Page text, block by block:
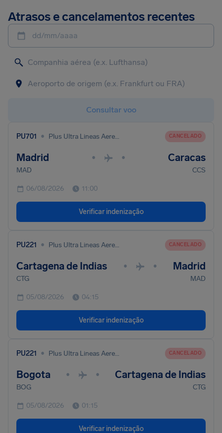
Atrasos e cancelamentos recentes
dd/mm/aaaa
Consultar voo
PU701 • Plus Ultra Lineas Aereas S. A. CANCELADO
Madrid • • Caracas
MAD CCS
06/08/2026 11:00
Verificar indenização
PU221 • Plus Ultra Lineas Aereas S. A. CANCELADO
Cartagena de Indias • • Madrid
CTG MAD
05/08/2026 04:15
Verificar indenização
PU221 • Plus Ultra Lineas Aereas S. A. CANCELADO
Bogota • • Cartagena de Indias
BOG CTG
05/08/2026 01:15
Verificar indenização